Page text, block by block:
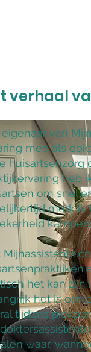
verhaal
eigenaar van
mee als
huisartsenzorg
heb
om snel
merk
het kan zijn
het is om
tijdens
waar,